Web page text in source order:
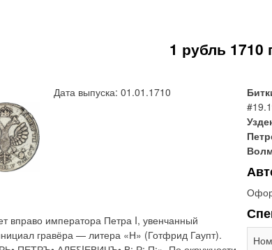
1 рубль 1710
Дата выпуска: 01.01.1710
вправо императора Петра I, увенчанный
гравёра — литера «Н» (Готфрид Гаупт).